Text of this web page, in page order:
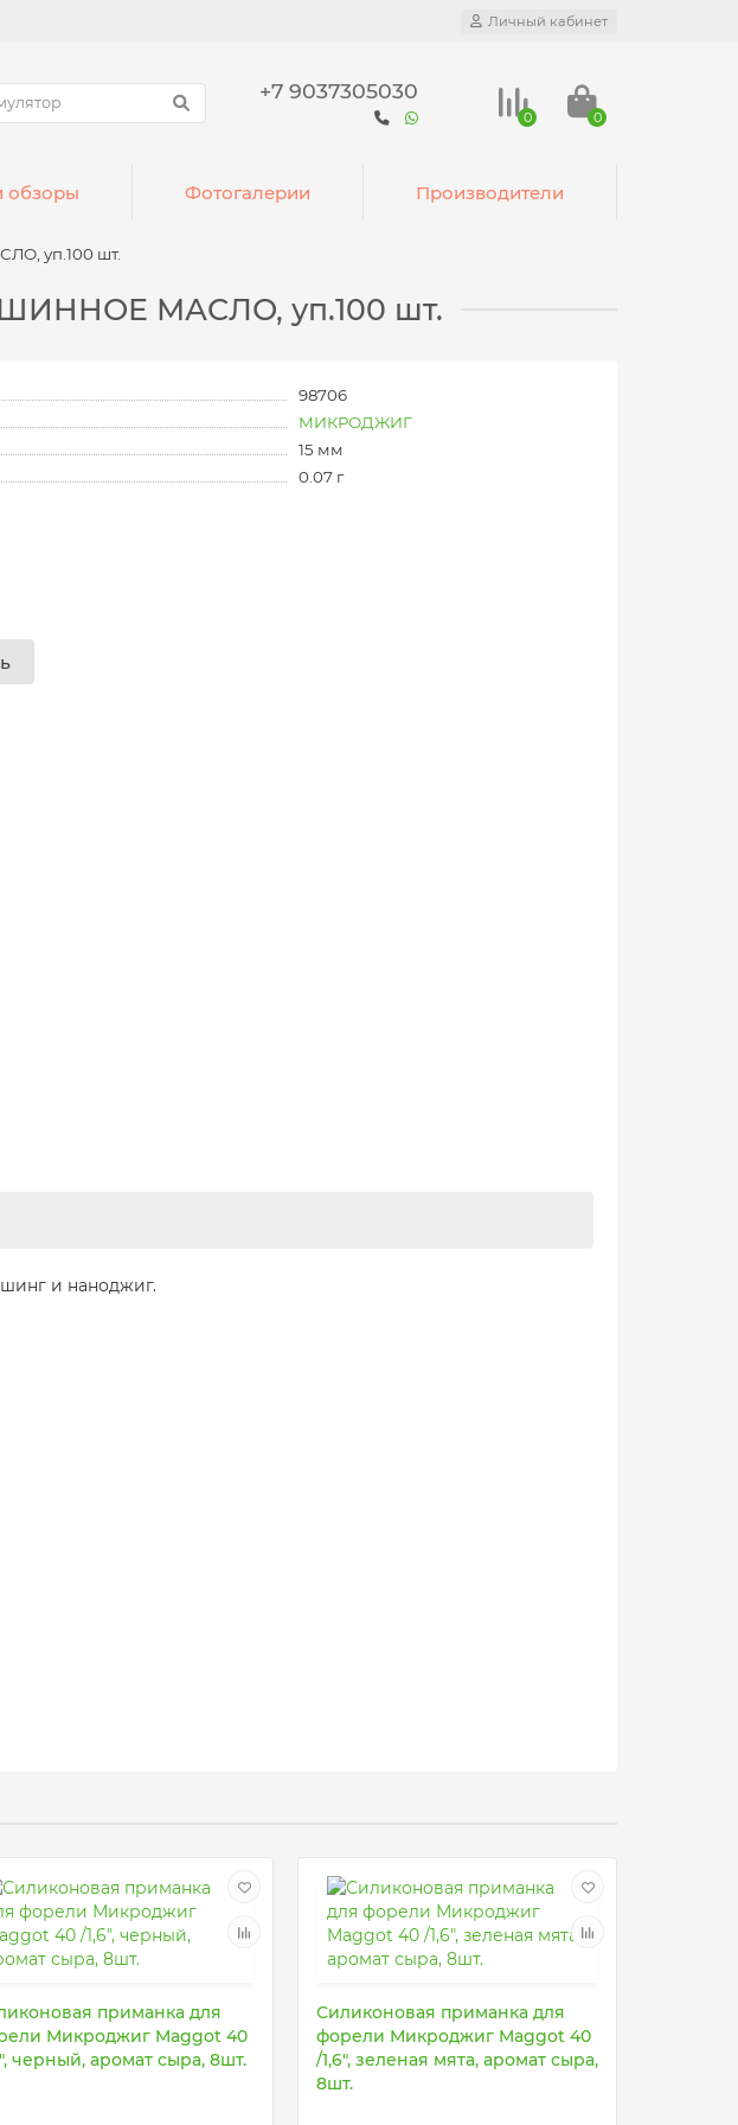
Личный кабинет
+7 9037305030
0 0
обзоры Фотогалерии Производители
уп.100 шт.
МАСЛО, уп.100 шт.
98706
МИКРОДЖИГ
15 мм
0.07 г
и наноджиг.
приманка для
Микроджиг Maggot 40
черный, аромат сыра, 8шт.
Силиконовая приманка для
форели Микроджиг Maggot 40
/1,6", зеленая мята, аромат сыра,
8шт.